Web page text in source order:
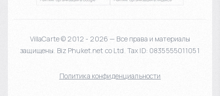
VillaCarte © 2012 - 2026 — Все права и материалы
защищены. Biz Phuket.net co Ltd. Tax ID: 0835555011051
Политика конфиденциальности